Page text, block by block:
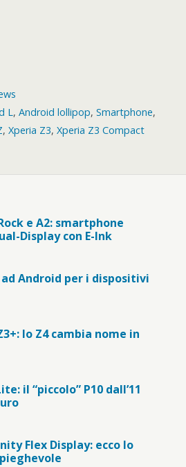
L, Android lollipop, Smartphone,
, Xperia Z3, Xperia Z3 Compact
e A2: smartphone
Display con E-Ink
Android per i dispositivi
lo Z4 cambia nome in
il “piccolo” P10 dall’11
Flex Display: ecco lo